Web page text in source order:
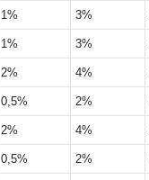
1% 3%
1% 3%
2% 4%
0,5% 2%
2% 4%
0,5% 2%